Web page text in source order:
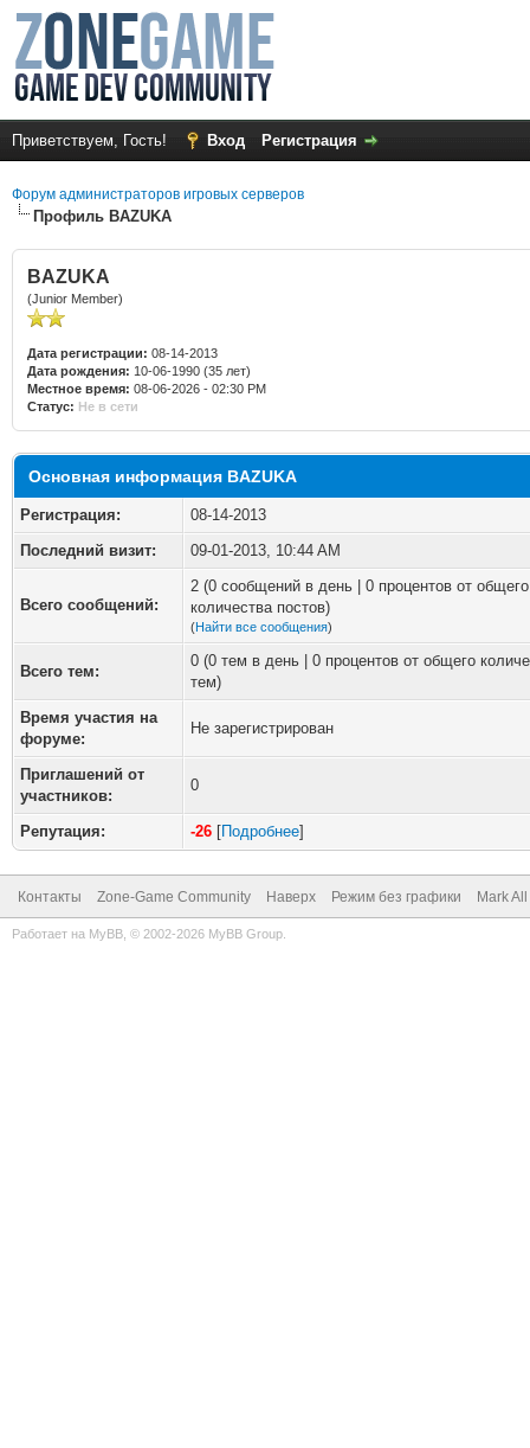
Приветствуем, Гость! Вход Регистрация
Форум администраторов игровых серверов
Профиль BAZUKА
BAZUKА
(Junior Member)
Дата регистрации: 08-14-2013
Дата рождения: 10-06-1990 (35 лет)
Местное время: 08-06-2026 - 02:30 PM
Статус: Не в сети
Основная информация BAZUKА
Регистрация:
08-14-2013
Последний визит:
09-01-2013, 10:44 AM
Всего сообщений:
2 (0 сообщений в день | 0 процентов от общего
количества постов)
(Найти все сообщения)
Всего тем:
0 (0 тем в день | 0 процентов от общего
тем)
Время участия на
форуме:
Не зарегистрирован
Приглашений от
участников:
0
Репутация: -26 [Подробнее]
Контакты Zone-Game Community Наверх Режим без графики Mark
Работает на MyBB , © 2002-2026 MyBB Group